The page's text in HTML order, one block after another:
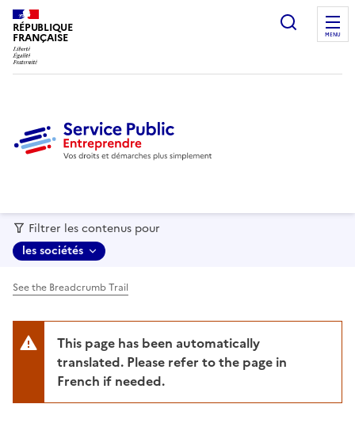
RÉPUBLIQUE
FRANÇAISE MENU
Filtrer les contenus pour
les sociétés
See the Breadcrumb Trail
This page has been automatically
translated. Please refer to the page in
French if needed.